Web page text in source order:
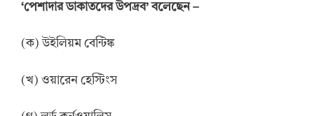
‘পেশাদার ডাকাতদের উপদ্রব’ বলেছেন –
(ক) উইলিয়ম বেন্টিঙ্ক
(খ) ওয়ারেন হেস্টিংস